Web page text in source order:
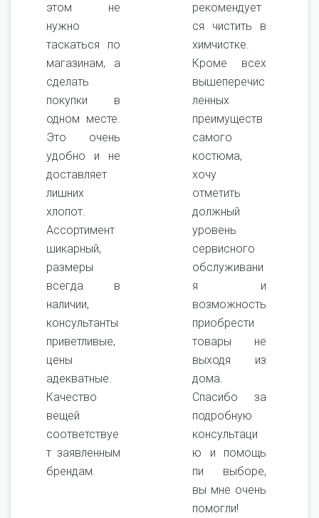
этом не
нужно
таскаться по
магазинам, а
сделать
покупки в
одном месте.
Это очень
удобно и не
доставляет
лишних
хлопот.
Ассортимент
шикарный,
размеры
всегда в
наличии,
консультанты
приветливые,
цены
адекватные.
Качество
вещей
соответствуе
т заявленным
брендам.
рекомендует
ся чистить в
химчистке.
Кроме всех
вышеперечис
ленных
преимуществ
самого
костюма,
хочу
отметить
должный
уровень
сервисного
обслуживани
я и
возможность
приобрести
товары не
выходя из
дома.
Спасибо за
подробную
консультаци
ю и помощь
пи выборе,
вы мне очень
помогли!